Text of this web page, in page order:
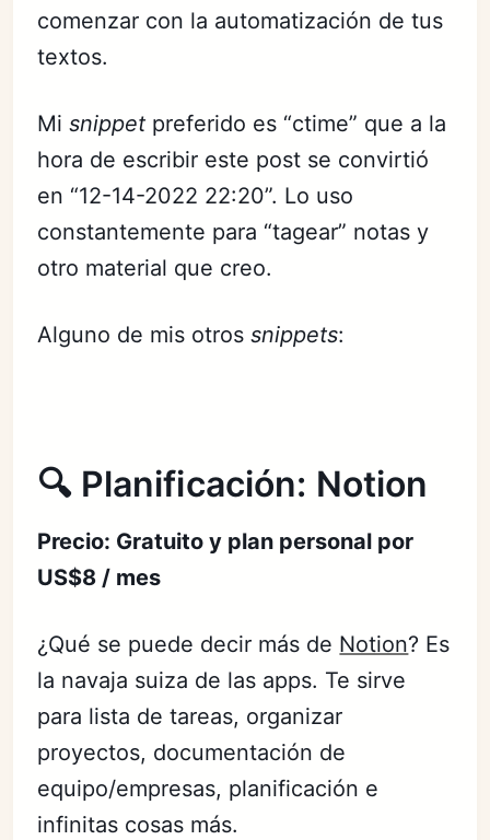
comenzar con la automatización de tus
textos.
Misnippet preferido es “ctime” que a la
hora de escribir este post se convirtió
en “12-14-2022 22:20”. Lo uso
constantemente para “tagear” notas y
otro material que creo.
Alguno de mis otrossnippets:
🔍 Planificación: Notion
Precio: Gratuito y plan personal por
US$8 / mes
¿Qué se puede decir más de Notion? Es
la navaja suiza de las apps. Te sirve
para lista de tareas, organizar
proyectos, documentación de
equipo/empresas, planificación e
infinitas cosas más.